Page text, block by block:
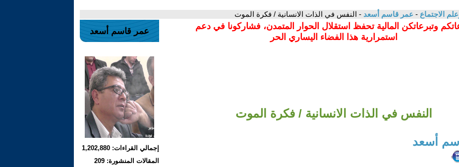
الاجتماع - عمر قاسم أسعد - النفس في الذات الانسانية / فكرة الموت
وتبرعاتكن المالية تحفظ استقلال الحوار المتمدن، فشاركونا في دعم
استمرارية هذا الفضاء اليساري الحر
النفس في الذات الانسانية / فكرة الموت
أسعد
عمر قاسم أسعد
إجمالي القراءات: 1,202,880
المقالات المنشورة: 209